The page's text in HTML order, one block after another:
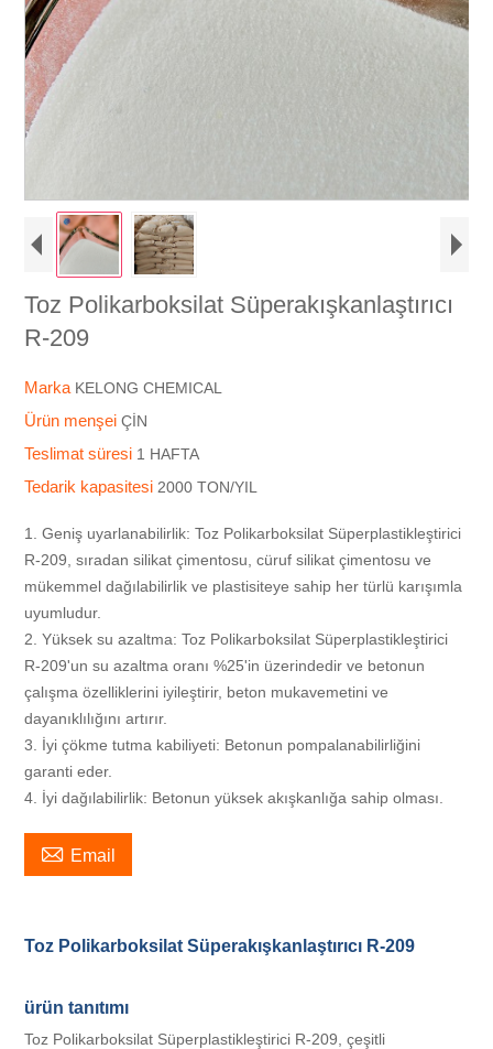
Toz Polikarboksilat Süperakışkanlaştırıcı
R-209
Marka KELONG CHEMICAL
Ürün menşeiÇİN
Teslimat süresi 1 HAFTA
Tedarik kapasitesi 2000 TON/YIL
1. Geniş uyarlanabilirlik: Toz Polikarboksilat Süperplastikleştirici
R-209, sıradan silikat çimentosu, cüruf silikat çimentosu ve
mükemmel dağılabilirlik ve plastisiteye sahip her türlü karışımla
uyumludur.
2. Yüksek su azaltma: Toz Polikarboksilat Süperplastikleştirici
R-209'un su azaltma oranı %25'in üzerindedir ve betonun
çalışma özelliklerini iyileştirir, beton mukavemetini ve
dayanıklılığını artırır.
3. İyi çökme tutma kabiliyeti: Betonun pompalanabilirliğini
garanti eder.
4. İyi dağılabilirlik: Betonun yüksek akışkanlığa sahip olması.
 Email
Toz Polikarboksilat Süperakışkanlaştırıcı R-209
ürün tanıtımı
Toz Polikarboksilat Süperplastikleştirici R-209, çeşitli